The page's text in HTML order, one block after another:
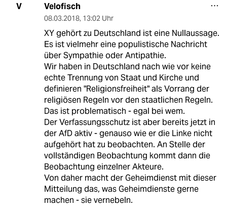
V Velofisch
08.03.2018, 13:02 Uhr
XY gehört zu Deutschland ist eine Nullaussage.
Es ist vielmehr eine populistische Nachricht
über Sympathie oder Antipathie.
Wir haben in Deutschland nach wie vor keine
echte Trennung von Staat und Kirche und
definieren "Religionsfreiheit" als Vorrang der
religiösen Regeln vor den staatlichen Regeln.
Das ist problematisch - egal bei wem.
Der Verfassungsschutz ist aber bereits jetzt in
der AfD aktiv - genauso wie er die Linke nicht
aufgehört hat zu beobachten. An Stelle der
vollständigen Beobachtung kommt dann die
Beobachtung einzelner Akteure.
Von daher macht der Geheimdienst mit dieser
Mitteilung das, was Geheimdienste gerne
machen - sie vernebeln.